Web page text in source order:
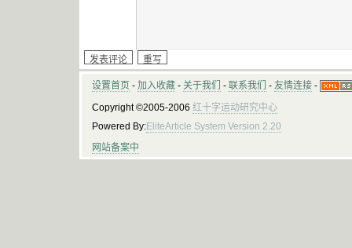
设置首页 - 加入收藏 - 关于我们 - 联系我们 - 友情连接 -
Copyright ©2005-2006 红十字运动研究中心
Powered By:EliteArticle System Version 2.20
网站备案中